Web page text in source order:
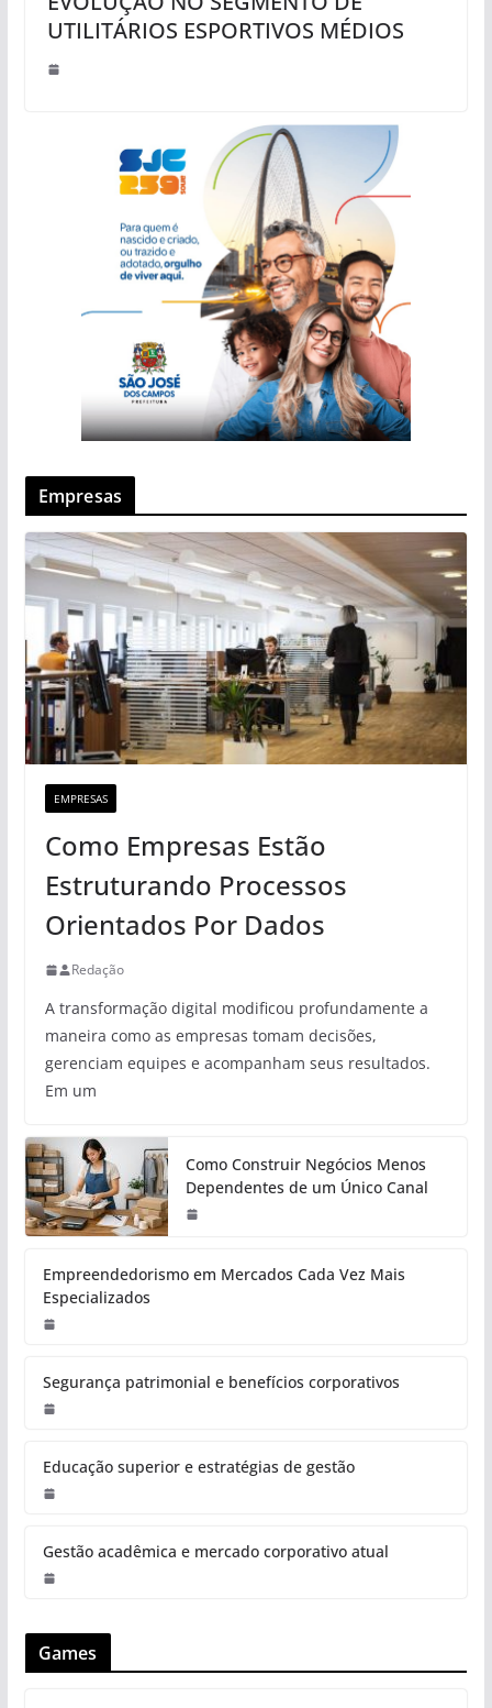
UTILITÁRIOS ESPORTIVOS MÉDIOS
Empresas
EMPRESAS
Como Empresas Estão
Estruturando Processos
Orientados Por Dados
Redação
A transformação digital modificou profundamente a
maneira como as empresas tomam decisões,
gerenciam equipes e acompanham seus resultados.
Em um
Como Construir Negócios Menos
Dependentes de um Único Canal
Empreendedorismo em Mercados Cada Vez Mais
Especializados
Segurança patrimonial e benefícios corporativos
Educação superior e estratégias de gestão
Gestão acadêmica e mercado corporativo atual
Games